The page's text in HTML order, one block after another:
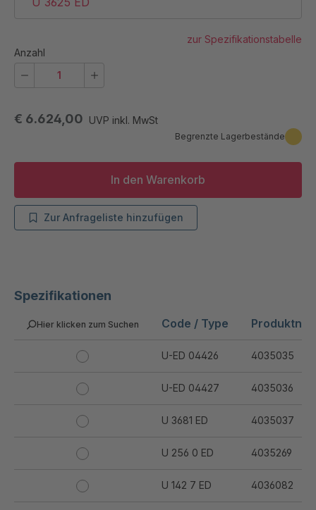
Spezifikationen
Hier klicken zum Suchen Code / Type
U-ED 04426 4035035
U-ED 04427 4035036
U 3681 ED 4035037
U 256 0 ED 4035269
U 142 7 ED 4036082
€ 6.624,00 UVP inkl. MwSt
Begrenzte Lagerbestände
zur Spezifikationstabelle
Anzahl
In den Warenkorb
Zur Anfrageliste hinzufügen